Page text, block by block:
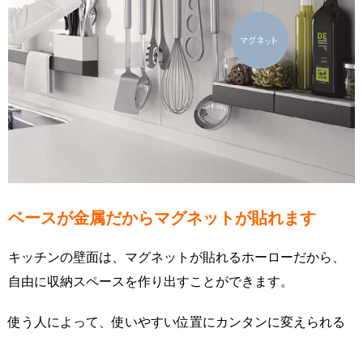
ベースが金属だからマグネットが貼れます
キッチンの壁面は、マグネットが貼れるホーローだから、
自由に収納スペースを作り出すことができます。
使う人によって、使いやすい位置にカンタンに変えられる